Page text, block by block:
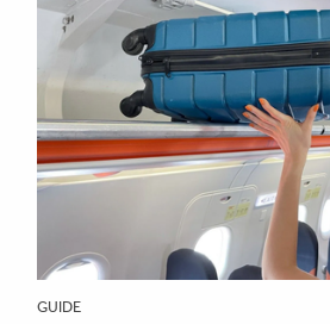
GUIDE